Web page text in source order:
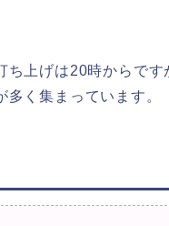
ち上げは20時からです
多く集まっています。